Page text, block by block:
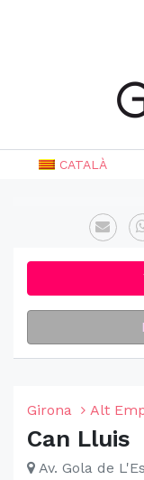
CATALÀ
Girona Alt
Can Lluis
Av. Gola de